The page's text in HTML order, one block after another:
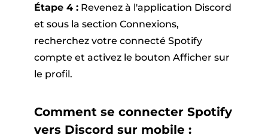
Étape 4 :Revenez à l'application Discord
et sous la section Connexions,
recherchez votre connecté Spotify
compte et activez le bouton Afficher sur
le profil.
Comment se connecter Spotify
vers Discord sur mobile :